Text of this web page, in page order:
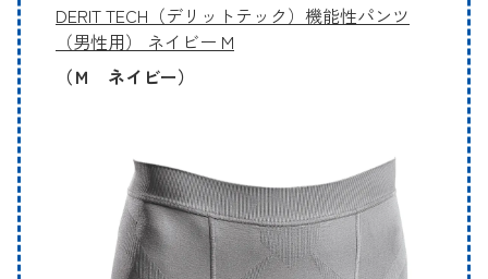
DERIT TECH（デリットテック）機能性パンツ
（男性用） ネイビー M
（Ｍ ネイビー）